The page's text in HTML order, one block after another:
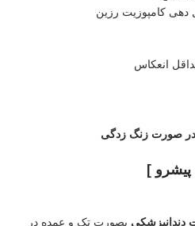
کامپوزیت رزین
انعکاس
پیشرو ]
دندانپزشکی بصورت تک و عمده در